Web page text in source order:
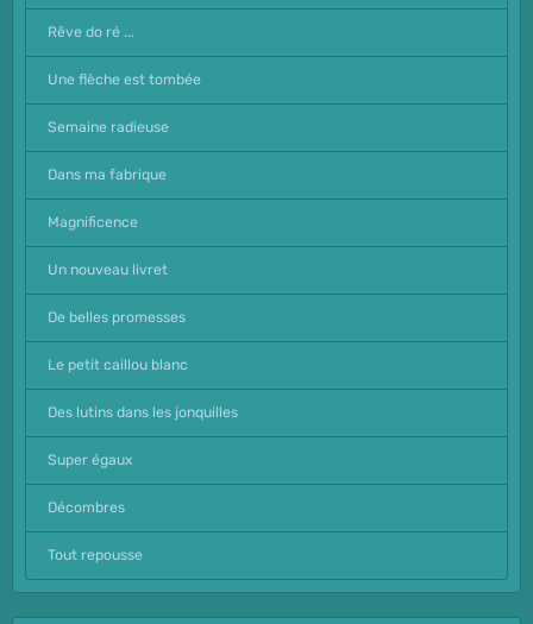
Rêve do ré ...
Une flèche est tombée
Semaine radieuse
Dans ma fabrique
Magnificence
Un nouveau livret
De belles promesses
Le petit caillou blanc
Des lutins dans les jonquilles
Super égaux
Décombres
Tout repousse